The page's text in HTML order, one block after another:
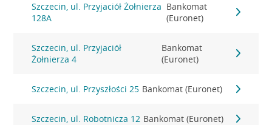
Szczecin, ul. Przyjaciół Żołnierza
128A
Bankomat
(Euronet)
Szczecin, ul. Przyjaciół
Żołnierza 4
Bankomat
(Euronet)
Szczecin, ul. Przyszłości 25 Bankomat (Euronet)
Szczecin, ul. Robotnicza 12 Bankomat (Euronet)